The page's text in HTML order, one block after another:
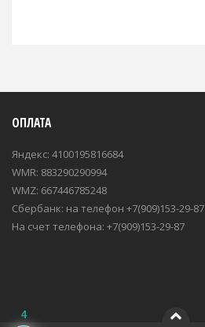
ОПЛАТА
Яндекс: 4100195816684
WMR: 883290290994
WMZ: 667446785248
Сбербанк: на телефон +7(909)153-29-87
На счет телефона: +7(909)153-29-87
4